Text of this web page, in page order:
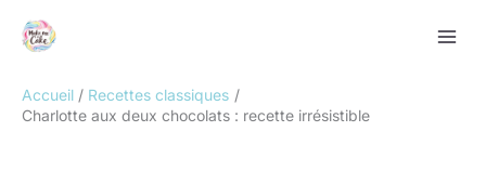
Accueil
Recettes classiques
Charlotte aux deux chocolats : recette irrésistible